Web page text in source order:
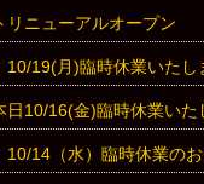
リニューアルオープン
10/19(月)臨時休業いたし
日10/16(金)臨時休業いた
10/14（水）臨時休業の